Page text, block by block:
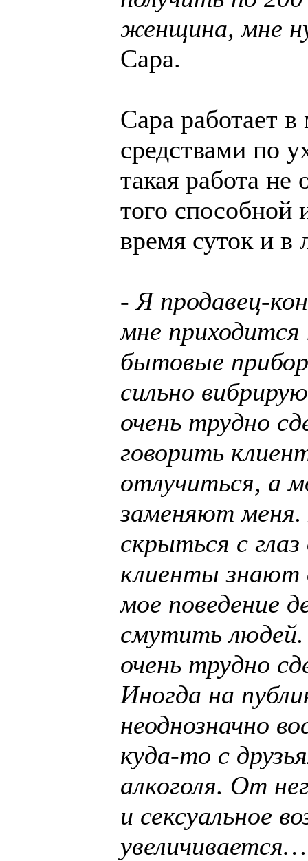
женщина, мне
Сара.
Сара работает
средствами по
такая работа не
того способной
время суток и
- Я продавец-
мне
бытовые
сильно
очень трудно
говорить
отлучиться, а
заменяют
скрыться с
клиенты знают
мое поведение
смутить людей.
очень трудно
Иногда на
неоднозначно
куда-то с
алкоголя. От
и сексуальное
увеличивается…